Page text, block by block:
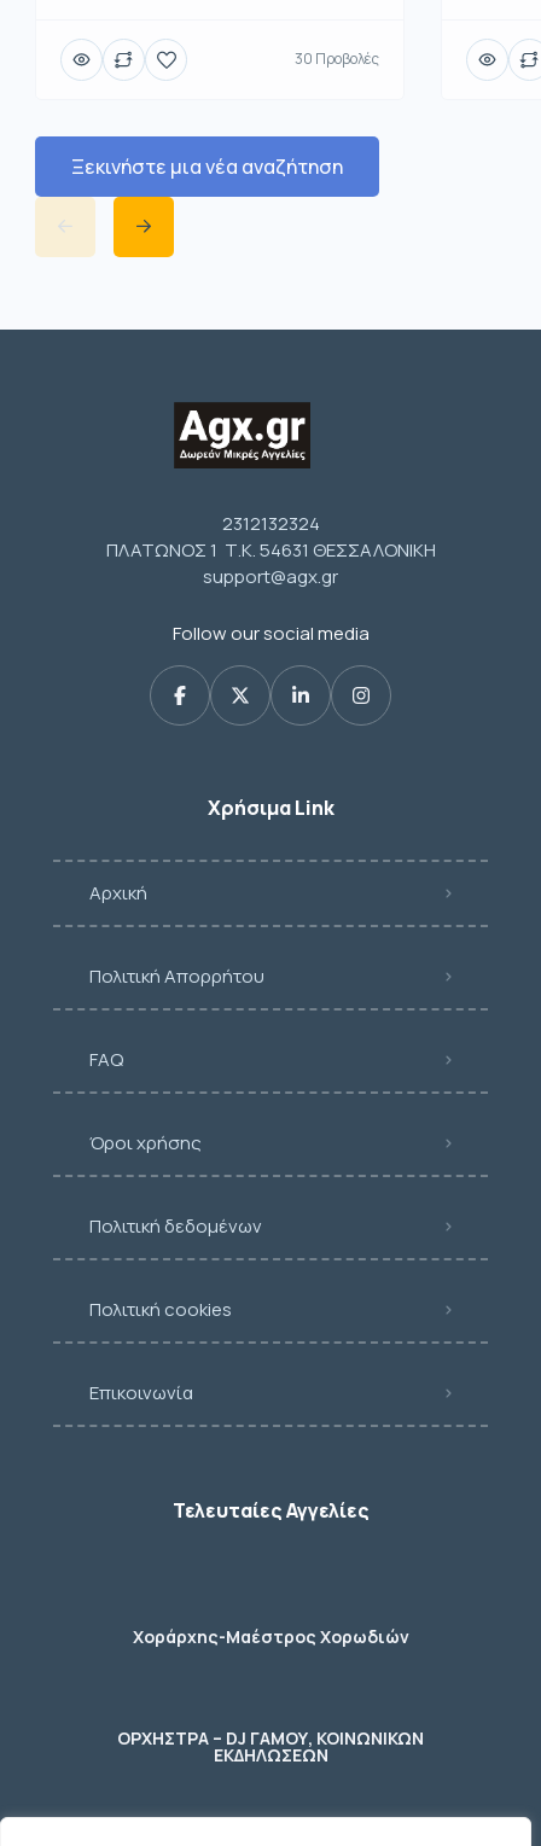
30 Προβολές
Ξεκινήστε μια νέα αναζήτηση
2312132324
ΠΛΑΤΩΝΟΣ 1 Τ.Κ. 54631 ΘΕΣΣΑΛΟΝΙΚΗ
support@agx.gr
Follow our social media
Χρήσιμα Link
Αρχική
Πολιτική Απορρήτου
FAQ
Όροι χρήσης
Πολιτική δεδομένων
Πολιτική cookies
Επικοινωνία
Τελευταίες Αγγελίες
Χοράρχης-Μαέστρος Χορωδιών
ΟΡΧΗΣΤΡΑ – DJ ΓΑΜΟΥ, ΚΟΙΝΩΝΙΚΩΝ
ΕΚΔΗΛΩΣΕΩΝ